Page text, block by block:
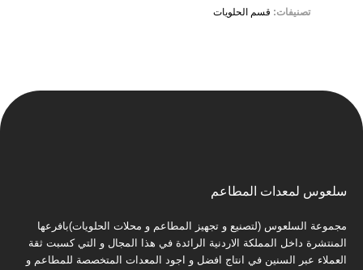
تصنيفات: قسم الحلويات
سلعوس لمعدات المطاعم
مجموعة السلعوس (لتصنيع و تجهيز المطاعم و محلات الحلويات)بافرعها
المنتشرة داخل المملكة الاردنية الرائدة في هذا المجال و التي كسبت ثقة
العملاء عبر السنين في انتاج افضل و اجود المعدات المتخصصة للمطاعم و